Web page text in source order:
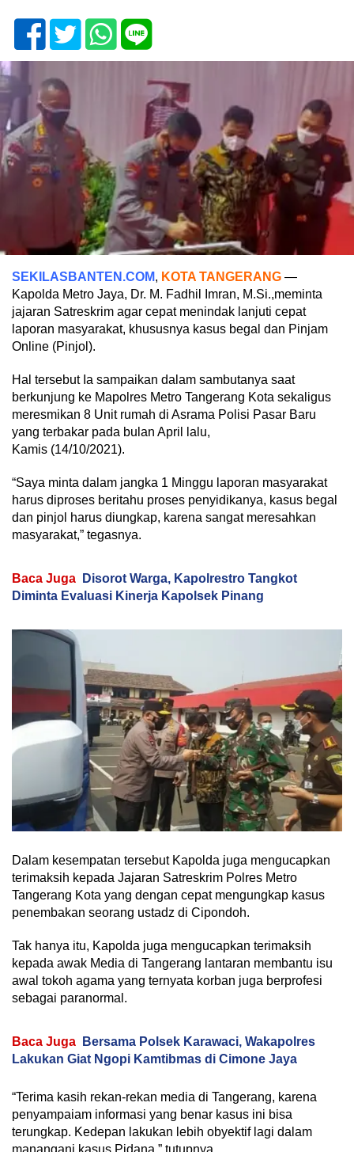
SEKILASBANTEN.COM, KOTA TANGERANG —
Kapolda Metro Jaya, Dr. M. Fadhil Imran, M.Si.,meminta
jajaran Satreskrim agar cepat menindak lanjuti cepat
laporan masyarakat, khususnya kasus begal dan Pinjam
Online (Pinjol).
Hal tersebut Ia sampaikan dalam sambutanya saat
berkunjung ke Mapolres Metro Tangerang Kota sekaligus
meresmikan 8 Unit rumah di Asrama Polisi Pasar Baru
yang terbakar pada bulan April lalu,
Kamis (14/10/2021).
“Saya minta dalam jangka 1 Minggu laporan masyarakat
harus diproses beritahu proses penyidikanya, kasus begal
dan pinjol harus diungkap, karena sangat meresahkan
masyarakat,” tegasnya.
Baca Juga
Disorot Warga, Kapolrestro Tangkot
Diminta Evaluasi Kinerja Kapolsek Pinang
Dalam kesempatan tersebut Kapolda juga mengucapkan
terimaksih kepada Jajaran Satreskrim Polres Metro
Tangerang Kota yang dengan cepat mengungkap kasus
penembakan seorang ustadz di Cipondoh.
Tak hanya itu, Kapolda juga mengucapkan terimaksih
kepada awak Media di Tangerang lantaran membantu isu
awal tokoh agama yang ternyata korban juga berprofesi
sebagai paranormal.
Baca Juga
Bersama Polsek Karawaci, Wakapolres
Lakukan Giat Ngopi Kamtibmas di Cimone Jaya
“Terima kasih rekan-rekan media di Tangerang, karena
penyampaiam informasi yang benar kasus ini bisa
terungkap. Kedepan lakukan lebih obyektif lagi dalam
manangani kasus Pidana,” tutupnya.